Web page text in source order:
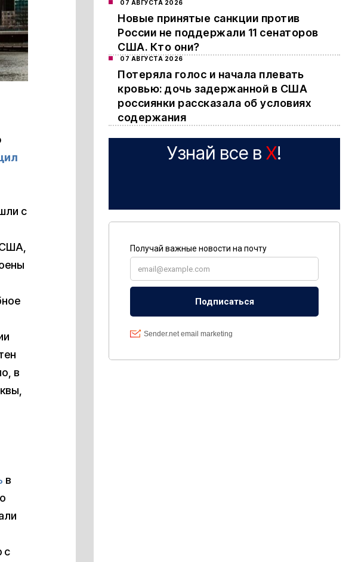
с
в
в
с
07 АВГУСТА 2026
Новые принятые санкции против
России не поддержали 11 сенаторов
США. Кто они?
07 АВГУСТА 2026
Потеряла голос и начала плевать
кровью: дочь задержанной в США
россиянки рассказала об условиях
содержания
Узнай все в X!